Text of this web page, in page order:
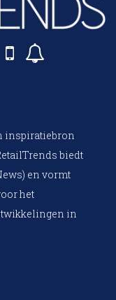
inspiratiebron
biedt
en vormt
het
in